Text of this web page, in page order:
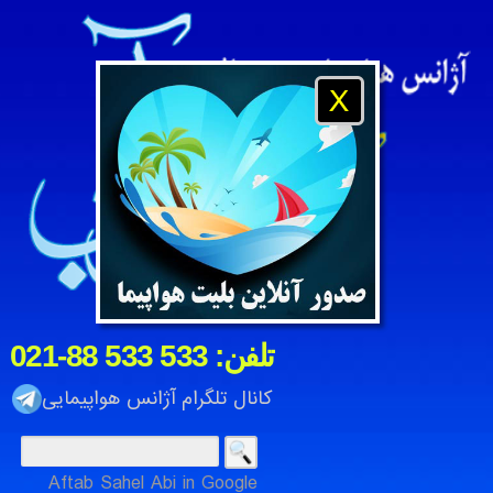
021-88 533 533 :تلفن
کانال تلگرام آژانس هواپیمایی
Aftab Sahel Abi in Google
X